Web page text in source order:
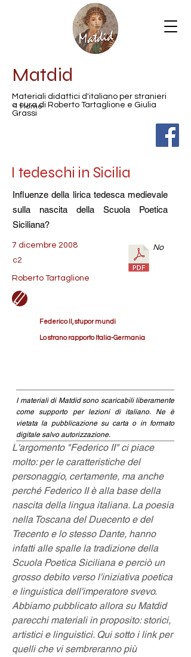
Matdid
Materiali didattici d'italiano per stranieri
a cura di Roberto Tartaglione e Giulia
Grassi
< Home
I tedeschi in Sicilia
Influenze della lirica tedesca medievale
sulla nascita della Scuola Poetica
Siciliana?
7 dicembre 2008
c2
Roberto Tartaglione
No
Federico II, stupor mundi
Lo strano rapporto Italia-Germania
I materiali di Matdid sono scaricabili liberamente
come supporto per lezioni di italiano. Ne è
vietata la pubblicazione su carta o in formato
digitale salvo autorizzazione.
L'argomento "Federico II" ci piace
molto: per le caratteristiche del
personaggio, certamente, ma anche
perché Federico II è alla base della
nascita della lingua italiana. La poesia
nella Toscana del Duecento e del
Trecento e lo stesso Dante, hanno
infatti alle spalle la tradizione della
Scuola Poetica Siciliana e perciò un
grosso debito verso l'iniziativa poetica
e linguistica dell'imperatore svevo.
Abbiamo pubblicato allora su Matdid
parecchi materiali in proposito: storici,
artistici e linguistici. Qui sotto i link per
quelli che vi sembreranno più